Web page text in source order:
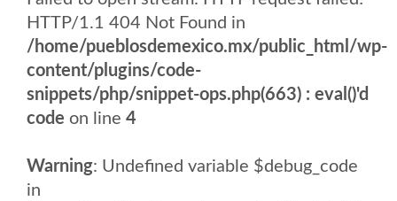
HTTP/1.1 404 Not Found in
/home/pueblosdemexico.mx/public_html/wp-
content/plugins/code-
snippets/php/snippet-ops.php(663) : eval()'d
code on line 4
Warning: Undefined variable $debug_code
in